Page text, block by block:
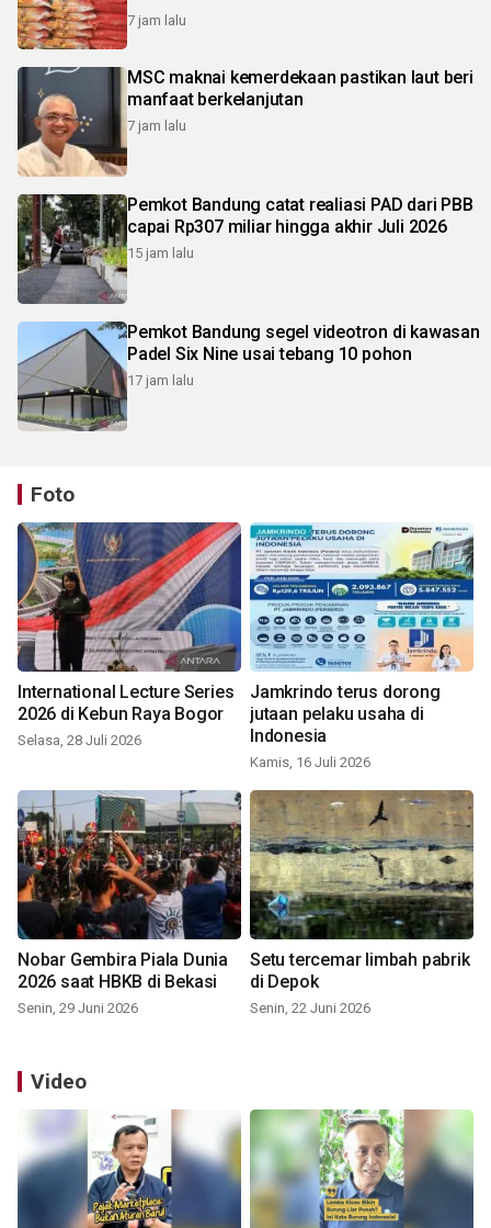
7 jam lalu
MSC maknai kemerdekaan pastikan laut beri
manfaat berkelanjutan
7 jam lalu
Pemkot Bandung catat realiasi PAD dari PBB
capai Rp307 miliar hingga akhir Juli 2026
15 jam lalu
Pemkot Bandung segel videotron di kawasan
Padel Six Nine usai tebang 10 pohon
17 jam lalu
Foto
International Lecture Series
2026 di Kebun Raya Bogor
Selasa, 28 Juli 2026
Jamkrindo terus dorong
jutaan pelaku usaha di
Indonesia
Kamis, 16 Juli 2026
Nobar Gembira Piala Dunia
2026 saat HBKB di Bekasi
Senin, 29 Juni 2026
Setu tercemar limbah pabrik
di Depok
Senin, 22 Juni 2026
Video